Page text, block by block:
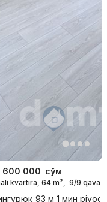
600 000 сўм
kvartira, 64 m², 9/9 qavat
93 м 1 мин piyoda